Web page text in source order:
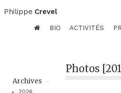
Philippe Crevel
BIO ACTIVITÉS
Archives
2026
Photos